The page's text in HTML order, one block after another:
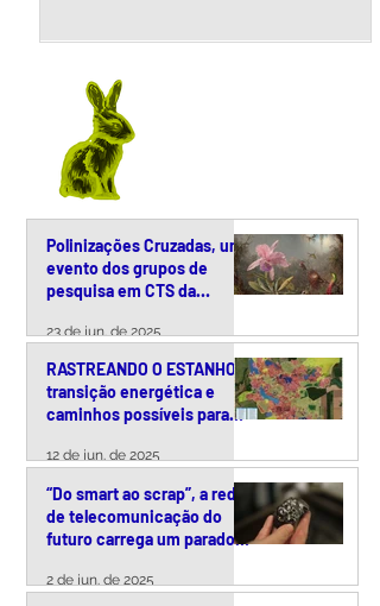
Polinizações Cruzadas, um
evento dos grupos de
pesquisa em CTS da
23 de jun. de 2025
RASTREANDO O ESTANHO:
transição energética e
caminhos possíveis para
responsável da cassiterita
12 de jun. de 2025
“Do smart ao scrap”, a rede
de telecomunicação do
futuro carrega um paradoxo
2 de jun. de 2025